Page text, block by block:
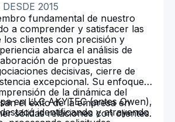
2015
fundamental de nuestro
a comprender y satisfacer las
los clientes con precisión y
abarca el análisis de
de propuestas
decisivas, cierre de
excepcional. Su enfoque
de la dinámica del
el éxito de la empresa en
sólidas relaciones con clientes.
en LLC AKYTEC (antes Owen),
identificando y atrayendo